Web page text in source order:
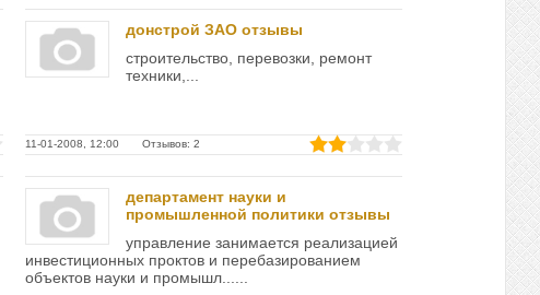
донстрой ЗАО отзывы
строительство, перевозки, ремонт
техники,...
11-01-2008, 12:00 Отзывов: 2
департамент науки и
промышленной политики отзывы
управление занимается реализацией
инвестиционных проктов и перебазированием
объектов науки и промышл......